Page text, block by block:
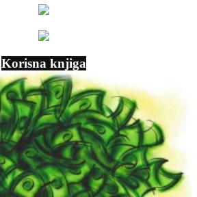
Korisna knjiga